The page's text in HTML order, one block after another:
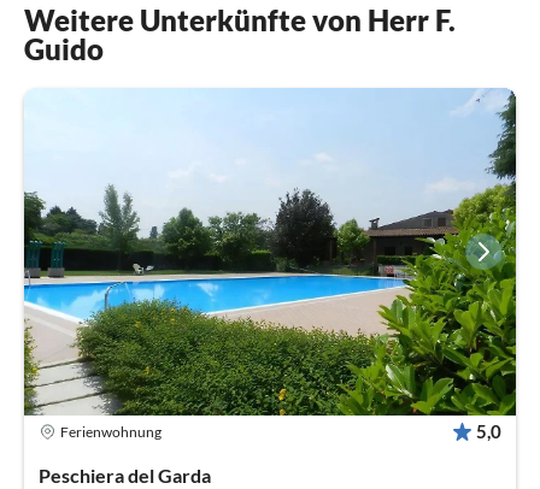
Weitere Unterkünfte von Herr F.
Guido
Ferienwohnung 5,0
Peschiera del Garda